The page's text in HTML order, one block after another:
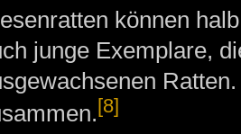
können
junge Exemplare,
[8]